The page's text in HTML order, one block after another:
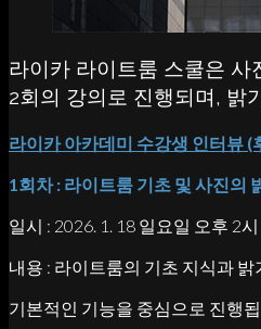
라이카 라이트룸 스쿨은 사
2회의 강의로 진행되며, 밝
라이카 아카데미 수강생 인터뷰 (
1회차 : 라이트룸 기초 및 사진의
일시 : 2026. 1. 18 일요일 오후 2
내용 : 라이트룸의 기초 지식과 밝
기본적인 기능을 중심으로 진행